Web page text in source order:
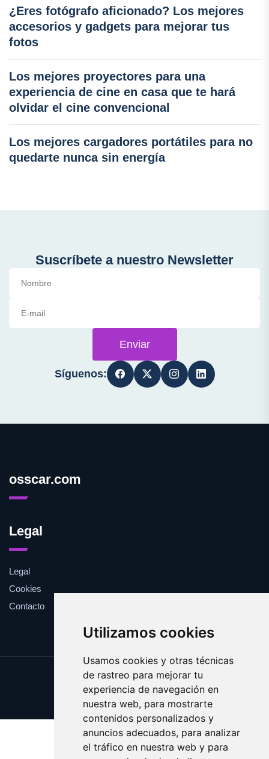
Utilizamos cookies
Usamos cookies y otras técnicas
de rastreo para mejorar tu
experiencia de navegación en
nuestra web, para mostrarte
contenidos personalizados y
anuncios adecuados, para analizar
el tráfico en nuestra web y para
¿Eres fotógrafo aficionado? Los mejores
accesorios y gadgets para mejorar tus
fotos
Los mejores proyectores para una
experiencia de cine en casa que te hará
olvidar el cine convencional
Los mejores cargadores portátiles para no
quedarte nunca sin energía
Suscríbete a nuestro Newsletter
Enviar
Síguenos:
osscar.com
Legal
Legal
Cookies
Contacto
Update cookies preferences
Copyright © 2025 osscar.com